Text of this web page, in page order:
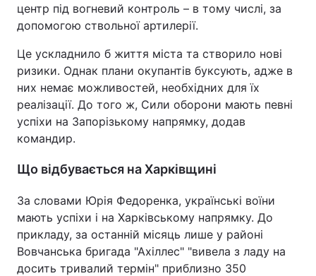
центр під вогневий контроль – в тому числі, за
допомогою ствольної артилерії.
Це ускладнило б життя міста та створило нові
ризики. Однак плани окупантів буксують, адже в
них немає можливостей, необхідних для їх
реалізації. До того ж, Сили оборони мають певні
успіхи на Запорізькому напрямку, додав
командир.
Що відбувається на Харківщині
За словами Юрія Федоренка, українські воїни
мають успіхи і на Харківському напрямку. До
прикладу, за останній місяць лише у районі
Вовчанська бригада "Ахіллес" "вивела з ладу на
досить тривалий термін" приблизно 350